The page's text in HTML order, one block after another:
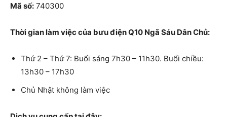
Mã số: 740300
Thời gian làm việc của bưu điện Q10 Ngã Sáu Dân Chủ:
Thứ 2 – Thứ 7: Buổi sáng 7h30 – 11h30. Buổi chiều:
13h30 – 17h30
Chủ Nhật không làm việc